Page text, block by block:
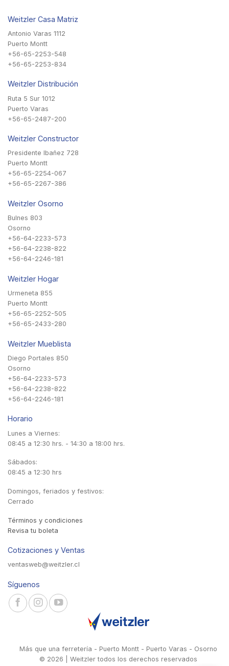
Weitzler Casa Matriz
Antonio Varas 1112
Puerto Montt
+56-65-2253-548
+56-65-2253-834
Weitzler Distribución
Ruta 5 Sur 1012
Puerto Varas
+56-65-2487-200
Weitzler Constructor
Presidente Ibañez 728
Puerto Montt
+56-65-2254-067
+56-65-2267-386
Weitzler Osorno
Bulnes 803
Osorno
+56-64-2233-573
+56-64-2238-822
+56-64-2246-181
Weitzler Hogar
Urmeneta 855
Puerto Montt
+56-65-2252-505
+56-65-2433-280
Weitzler Mueblista
Diego Portales 850
Osorno
+56-64-2233-573
+56-64-2238-822
+56-64-2246-181
Horario
Lunes a Viernes:
08:45 a 12:30 hrs. - 14:30 a 18:00 hrs.
Sábados:
08:45 a 12:30 hrs
Domingos, feriados y festivos:
Cerrado
Términos y condiciones
Revisa tu boleta
Cotizaciones y Ventas
ventasweb@weitzler.cl
Síguenos
Más que una ferretería - Puerto Montt - Puerto Varas - Osorno
© 2026 | Weitzler todos los derechos reservados